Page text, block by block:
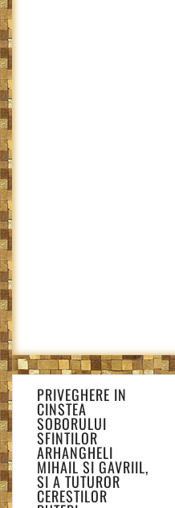
Navigare
în
articole
PRIVEGHERE IN
CINSTEA
SOBORULUI
SFINTILOR
ARHANGHELI
MIHAIL SI GAVRIIL,
SI A TUTUROR
CERESTILOR